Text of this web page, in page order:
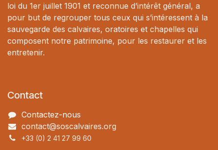
loi du 1er juillet 1901 et reconnue d’intérêt général, a
pour but de regrouper tous ceux qui s’intéressent à la
sauvegarde des calvaires, oratoires et chapelles qui
composent notre patrimoine, pour les restaurer et les
entretenir.
Contact
Contactez-nous
contact@soscalvaires.org
+33 (0) 2 41 27 99 60